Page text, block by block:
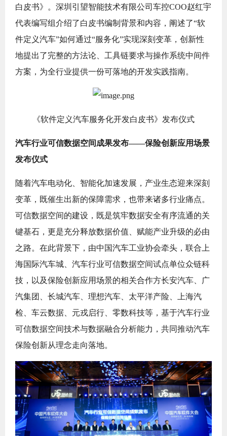
白皮书》。深圳引望智能技术有限公司车控COO赵红宇
代表编写组介绍了白皮书编制背景和内容，阐述了“软
件定义汽车”如何通过“服务化”实现深刻变革，创新性
地提出了完整的方法论、工具链要求与操作系统中间件
方案，为全行业提供一份可落地的开发实践指南。
《软件定义汽车服务化开发白皮书》发布仪式
汽车行业可信数据空间成果发布——保险创新应用场景
发布仪式
随着汽车电动化、智能化加速发展，产业生态迎来深刻
变革，既催生出新的保障需求，也带来诸多行业痛点。
可信数据空间的建设，既是筑牢数据安全有序流通的关
键基石，更是充分释放数据价值、赋能产业升级的必由
之路。在此背景下，由中国汽车工业协会牵头，联合上
海国际汽车城、汽车行业可信数据空间试点单位众链科
技，以及保险创新应用场景的相关合作方长安汽车、广
汽集团、长城汽车、理想汽车、太平洋产险、上海汽
检、车云数据、元戎启行、零数科技等，基于汽车行业
可信数据空间技术与数据融合分析能力，共同推动汽车
保险创新从理念走向落地。